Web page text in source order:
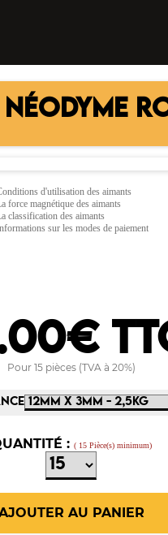
d'utilisation des aimants
force magnétique des aimants
classification des aimants
sur les modes de paiement
Pour 15 pièces (TVA à 20%)
: ( 15 Pièce(s) minimum)